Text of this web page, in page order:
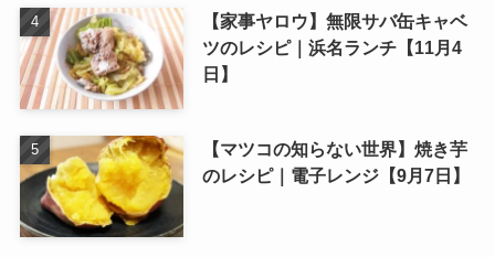
【家事ヤロウ】無限サバ缶キャベ
ツのレシピ｜浜名ランチ【11月4
日】
【マツコの知らない世界】焼き芋
のレシピ｜電子レンジ【9月7日】